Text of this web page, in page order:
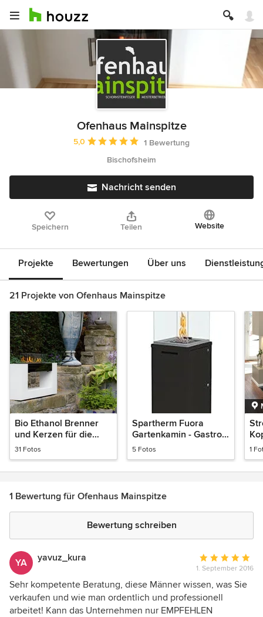
Ofenhaus Mainspitze
Durchschnittliche Bewertung: 5 von 5 Sternen
5,0
1 Bewertung
Bischofsheim
Nachricht senden
Speichern Teilen Website
Projekte Bewertungen Über uns
21 Projekte von Ofenhaus Mainspitze
Bio Ethanol Brenner
und Kerzen für die
Gastronomie, Hotels
und Veranstaltungen
31 Fotos
Spartherm Fuora
Gartenkamin - Gastro
Heizstrahler
5 Fotos 1
1 Bewertung für Ofenhaus Mainspitze
Bewertung schreiben
YA yavuz_kura
Bewertung:
5
von
5
1. September 2016
Sehr kompetente Beratung, diese Männer wissen, was Sie
verkaufen und wie man ordentlich und professionell
arbeitet! Kann das Unternehmen nur EMPFEHLEN